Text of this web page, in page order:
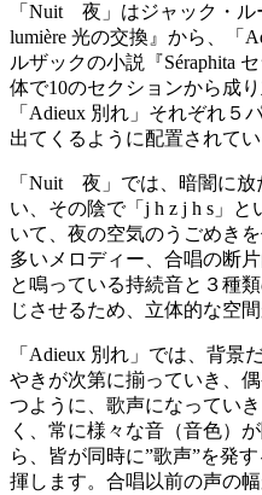
「Nuit 夜」はジャック・ル
lumière 光の交換』から、「
ルザックの小説『Séraphita
体で10のセクションから成
「Adieux 別れ」それぞれ５
出てくるように配置されてい
「Nuit 夜」では、暗闇に
い、その陰で「j h z j h s」
いて、夜の空気のうごめき
多いメロディー、合唱の断
と鳴っている持続音と３種
じさせるため、立体的な空
「Adieux 別れ」では、背景
やきが次第に揃っていき、
つように、歌声になってい
く、常に様々な音（音色）
ら、皆が同時に”歌声”を発
揮します。合唱以前の声の